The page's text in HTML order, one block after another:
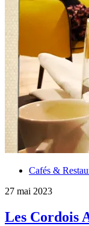
Cafés &
27 mai 2023
Les Cordois